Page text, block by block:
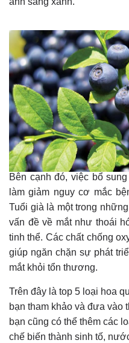
Bên cạnh đó, việc bổ
làm giảm nguy cơ mắc
Tuổi già là một trong
vấn đề về mắt như thoái
tinh thể. Các chất chống
giúp ngăn chặn sự phát
mắt khỏi tổn thương.
Trên đây là top 5 loại hoa
bạn tham khảo và đưa vào
bạn cũng có thể thêm các
chế biến thành sinh tố,